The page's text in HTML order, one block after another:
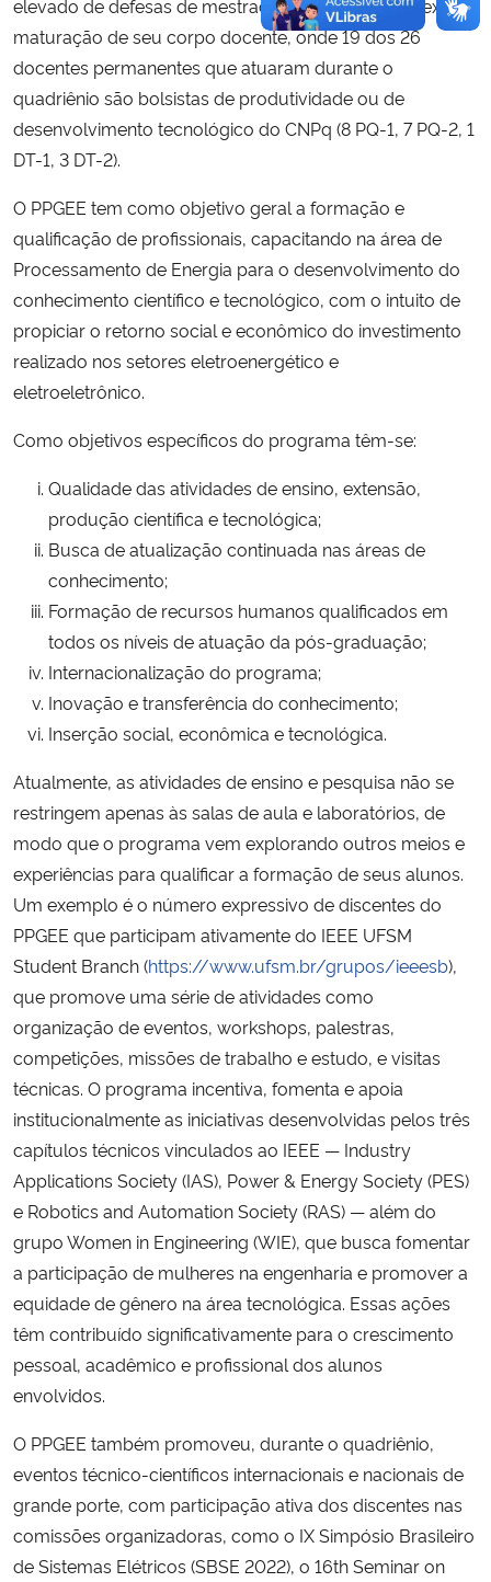
elevado de defesas de mestrado e doutorado,reflexo da
maturação de seu corpo docente,onde19dos 26
docentes permanentes que atuaram durante o
quadriênio são bolsistas de produtividadeou de
desenvolvimento tecnológico do CNPq (8 PQ-1, 7 PQ-2, 1
DT-1, 3 DT-2).
O PPGEE tem como objetivo geral a formação e
qualificação de profissionais, capacitando na área de
Processamento de Energia para o desenvolvimento do
conhecimento científico e tecnológico, com o intuito de
propiciar o retorno social e econômico do investimento
realizado nos setores eletroenergético e
eletroeletrônico.
Como objetivos específicos do programa têm-se:
Qualidade das atividades de ensino, extensão,
produção científica e tecnológica;
Busca de atualização continuada nas áreas de
conhecimento;
Formação de recursos humanos qualificados em
todos os níveis de atuação da pós-graduação;
Internacionalização do programa;
Inovação e transferência do conhecimento;
Inserção social, econômica e tecnológica.
Atualmente, as atividades de ensino e pesquisa não se
restringem apenas às salas de aula e laboratórios, de
modo que o programa vem explorando outros meios e
experiências para qualificar a formação de seus alunos.
Um exemplo é o número expressivo de discentes do
PPGEE que participam ativamente do IEEE UFSM
Student Branch (https://www.ufsm.br/grupos/ieeesb),
que promove uma série de atividades como
organização de eventos, workshops, palestras,
competições, missões de trabalho e estudo, e visitas
técnicas. O programa incentiva, fomenta e apoia
institucionalmente as iniciativas desenvolvidas pelos três
capítulos técnicos vinculados ao IEEE — Industry
Applications Society (IAS), Power & Energy Society (PES)
e Robotics and Automation Society (RAS) — além do
grupo Women in Engineering (WIE), que busca fomentar
a participação de mulheres na engenharia e promover a
equidade de gênero na área tecnológica. Essas ações
têm contribuído significativamente para o crescimento
pessoal, acadêmico e profissional dos alunos
envolvidos.
O PPGEE também promoveu, durante o quadriênio,
eventos técnico-científicos internacionais e nacionais de
grande porte, com participação ativa dos discentes nas
comissões organizadoras, como o IX Simpósio Brasileiro
de Sistemas Elétricos (SBSE 2022), o 16th Seminar on